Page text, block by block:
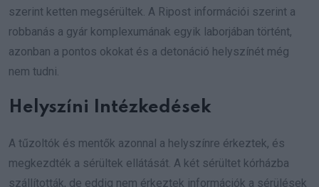
szerint ketten megsérültek. A Ripost információi szerint a
robbanás a gyár komplexumának egyik laborjában történt,
azonban a pontos okokat és a detonáció helyszínét még
nem tudni.
Helyszíni Intézkedések
A tűzoltók és mentők azonnal a helyszínre érkeztek, és
megkezdték a sérültek ellátását. A két sérültet kórházba
szállították, de eddig nem érkeztek információk a sérülések